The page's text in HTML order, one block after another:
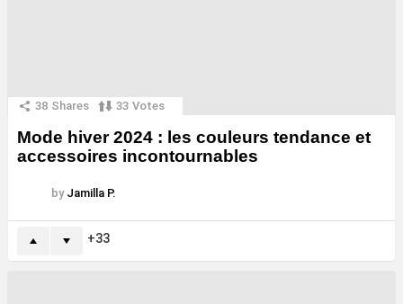
38 Shares 33 Votes
Mode hiver 2024 : les couleurs tendance et
accessoires incontournables
by Jamilla P.
33